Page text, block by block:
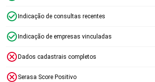
Indicação de consultas recentes
Indicação de empresas vinculadas
Dados cadastrais completos
Serasa Score Positivo